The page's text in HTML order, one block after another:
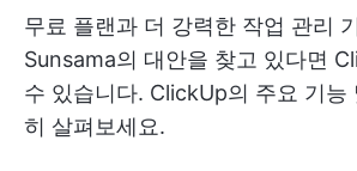
무료 플랜과 더 강력한 작업 관리
Sunsama의 대안을 찾고 있다면
수 있습니다. ClickUp의 주요 기능
히 살펴보세요.